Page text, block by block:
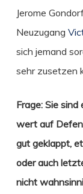
Jerome
Neuzugang
sich jemand
sehr zusetzen
Frage: Sie sind
wert auf
gut geklappt,
oder auch
nicht